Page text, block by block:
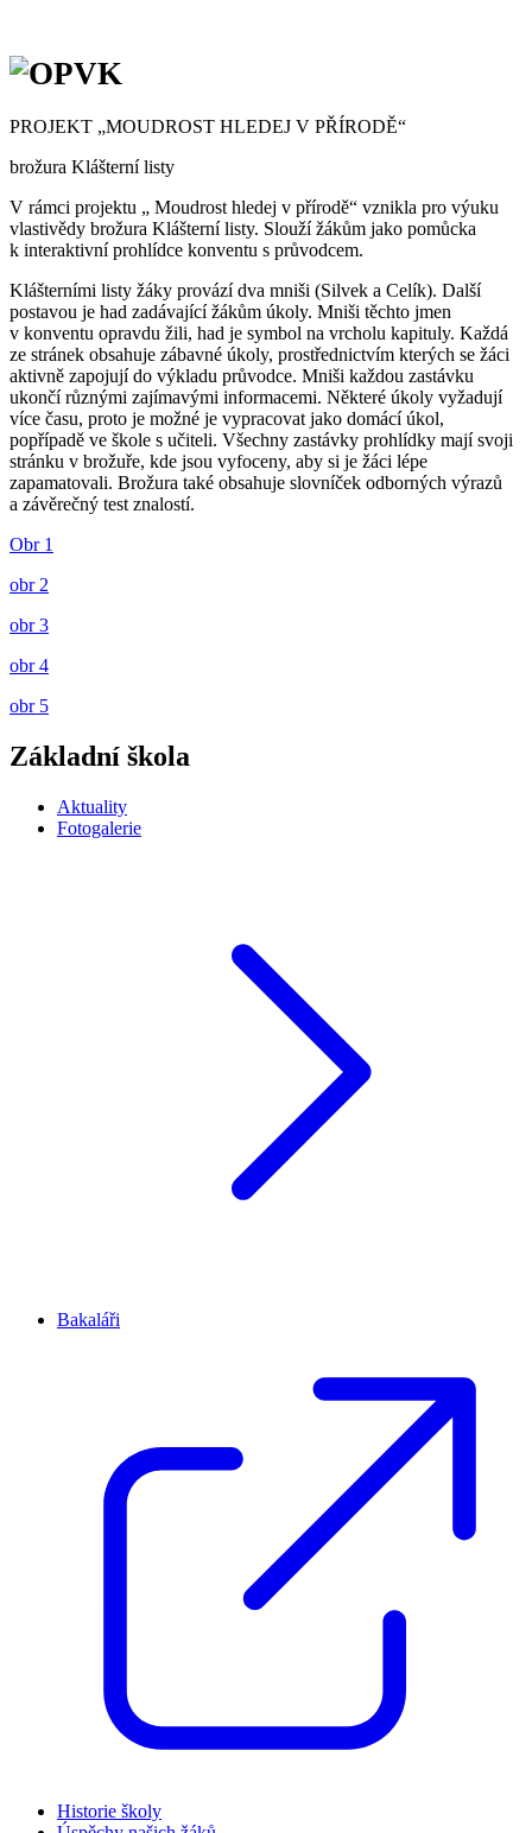
PROJEKT „MOUDROST HLEDEJ V PŘÍRODĚ“
brožura Klášterní listy
V rámci projektu „ Moudrost hledej v přírodě“ vznikla pro výuku
vlastivědy brožura Klášterní listy. Slouží žákům jako pomůcka
k interaktivní prohlídce konventu s průvodcem.
Klášterními listy žáky provází dva mniši (Silvek a Celík). Další
postavou je had zadávající žákům úkoly. Mniši těchto jmen
v konventu opravdu žili, had je symbol na vrcholu kapituly. Každá
ze stránek obsahuje zábavné úkoly, prostřednictvím kterých se žáci
aktivně zapojují do výkladu průvodce. Mniši každou zastávku
ukončí různými zajímavými informacemi. Některé úkoly vyžadují
více času, proto je možné je vypracovat jako domácí úkol,
popřípadě ve škole s učiteli. Všechny zastávky prohlídky mají svoji
stránku v brožuře, kde jsou vyfoceny, aby si je žáci lépe
zapamatovali. Brožura také obsahuje slovníček odborných výrazů
a závěrečný test znalostí.
Obr 1
obr 2
obr 3
obr 4
obr 5
Základní škola
Aktuality
Fotogalerie
Bakaláři
Historie školy